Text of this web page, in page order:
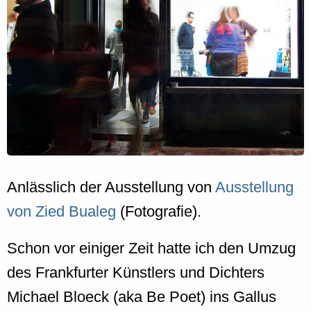
Anlässlich der Ausstellung von Ausstellung
von Zied Bualeg (Fotografie).
Schon vor einiger Zeit hatte ich den Umzug
des Frankfurter Künstlers und Dichters
Michael Bloeck (aka Be Poet) ins Gallus